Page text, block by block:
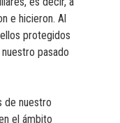
e hicieron. Al
protegidos
pasado
de nuestro
el ámbito